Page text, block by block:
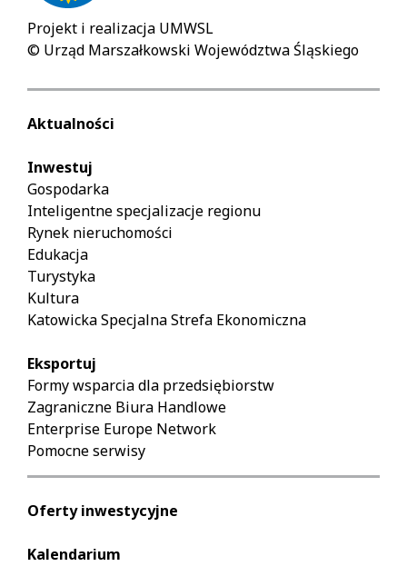
Projekt i realizacja UMWSL
© Urząd Marszałkowski Województwa Śląskiego
Aktualności
Inwestuj
Gospodarka
Inteligentne specjalizacje regionu
Rynek nieruchomości
Edukacja
Turystyka
Kultura
Katowicka Specjalna Strefa Ekonomiczna
Eksportuj
Formy wsparcia dla przedsiębiorstw
Zagraniczne Biura Handlowe
Enterprise Europe Network
Pomocne serwisy
Oferty inwestycyjne
Kalendarium